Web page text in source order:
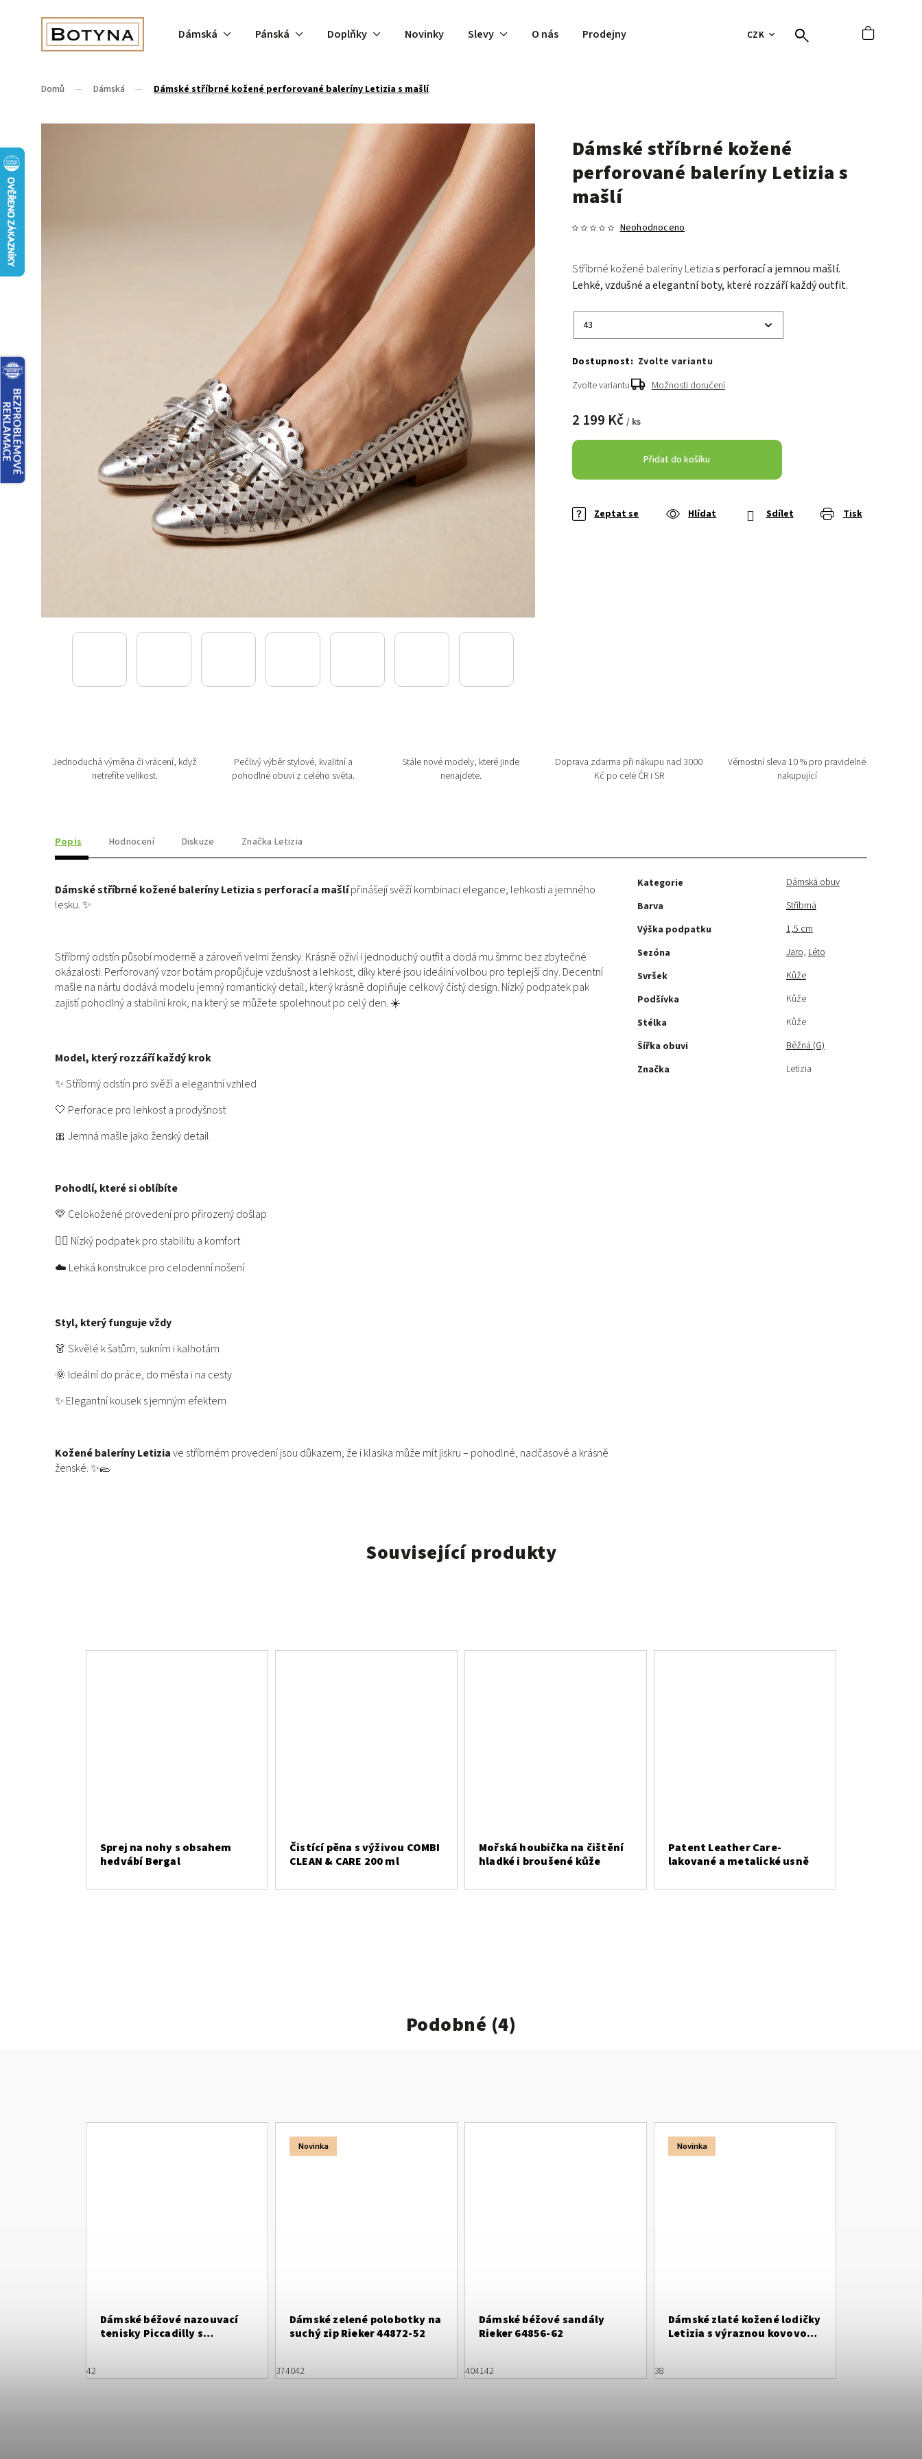
CZK
Dámská Pánská Doplňky Novinky Slevy O nás Prodejny Hodnocení obchodu Tabulky velikostí
Domů / Dámská / Dámské stříbrné kožené perforované baleríny Letizia s mašlí
Dámské stříbrné kožené
perforované baleríny Letizia s
mašlí
2 199 Kč / ks
Neohodnoceno
Stříbrné kožené baleríny Letizias perforací a jemnou mašlí.
Lehké, vzdušné a elegantní boty, které rozzáří každý outfit.
Zvolte variantu
Zvolte variantu
Možnosti doručení
Přidat do košíku
Tisk
Zeptat se Hlídat Sdílet
Jednoduchá výměna či vrácení, když
netrefíte velikost.
Pečlivý výběr stylové, kvalitní a
pohodlné obuvi z celého světa.
Stále nové modely, které jinde
nenajdete.
Doprava zdarma při nákupu nad 3000
Kč po celé ČR i SR
Věrnostní sleva 10 % pro pravidelné
nakupující
Popis Hodnocení Diskuze Značka Letizia
Dámské stříbrné kožené baleríny Letizia s perforací a mašlípřinášejí svěží kombinaci elegance, lehkosti a jemného
lesku. ✨
Stříbrný odstín působí moderně a zároveň velmi žensky. Krásně oživí i jednoduchý outfit a dodá mu šmrnc bez zbytečné
okázalosti. Perforovaný vzor botám propůjčuje vzdušnost a lehkost, díky které jsou ideální volbou pro teplejší dny. Decentní
mašle na nártu dodává modelu jemný romantický detail, který krásně doplňuje celkový čistý design. Nízký podpatek pak
zajistí pohodlný a stabilní krok, na který se můžete spolehnout po celý den. ☀️
Model, který rozzáří každý krok
✨ Stříbrný odstín pro svěží a elegantní vzhled
🤍 Perforace pro lehkost a prodyšnost
🎀 Jemná mašle jako ženský detail
Pohodlí, které si oblíbíte
💛 Celokožené provedení pro přirozený došlap
🚶‍♀️ Nízký podpatek pro stabilitu a komfort
☁️ Lehká konstrukce pro celodenní nošení
Styl, který funguje vždy
👗 Skvělé k šatům, sukním i kalhotám
🌞 Ideální do práce, do města i na cesty
✨ Elegantní kousek s jemným efektem
Kožené baleríny Letiziave stříbrném provedení jsou důkazem, že i klasika může mít jiskru – pohodlné, nadčasové a krásně
ženské. ✨🥿
Kategorie
Dámská obuv
Barva
Stříbrná
Výška podpatku
1,5 cm
Sezóna
Jaro,Léto
Svršek
Kůže
Podšívka
Kůže
Stélka
Kůže
Šířka obuvi
Běžná (G)
Značka
Letizia
Související produkty
Sprej na nohy s obsahem
hedvábí Bergal
Čistící pěna s výživou COMBI
CLEAN & CARE 200 ml
Mořská houbička na čištění
hladké i broušené kůže
Patent Leather Care-
lakované a metalické usně
Podobné (4)
Dámské béžové nazouvací
tenisky Piccadilly s
42
Novinka
Dámské zelené polobotky na
suchý zip Rieker 44872-52
374042
Dámské béžové sandály
Rieker 64856-62
404142
Novinka
Dámské zlaté kožené lodičky
Letizia s výraznou kovovou
38